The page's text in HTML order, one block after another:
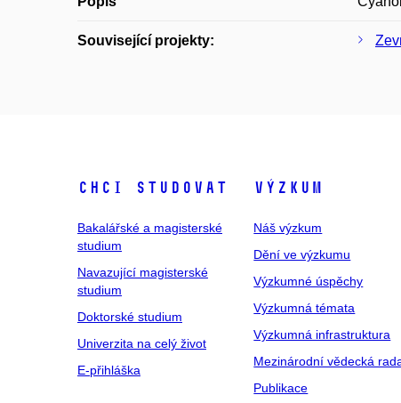
Související projekty:
Chci studovat
Bakalářské a magisterské
studium
Navazující magisterské
studium
Doktorské studium
Univerzita na celý život
E-přihláška
Výzkum
Náš výzkum
Dění ve výzkumu
Výzkumné úspěchy
Výzkumná témata
Výzkumná infrastruktura
Mezinárodní vědecká
Publikace